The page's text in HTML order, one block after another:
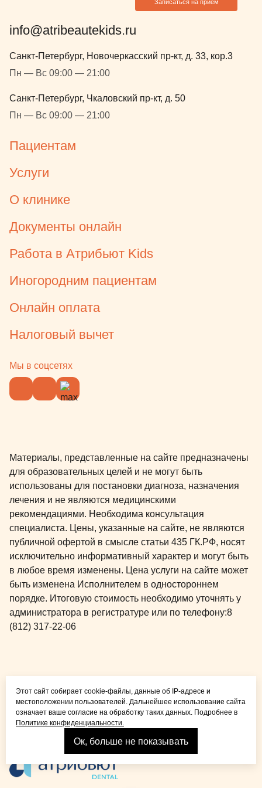
подход к
Записаться на прием
info@atribeautekids.ru
Санкт-Петербург, Новочеркасский пр-кт, д. 33, кор.3
Пн — Вс 09:00 — 21:00
Санкт-Петербург, Чкаловский пр-кт, д. 50
Пн — Вс 09:00 — 21:00
Пациентам
Услуги
О клинике
Документы онлайн
Работа в Атрибьют Kids
Иногородним пациентам
Онлайн оплата
Налоговый вычет
Мы в соцсетях
Материалы, представленные на сайте предназначены
для образовательных целей и не могут быть
использованы для постановки диагноза, назначения
лечения и не являются медицинскими
рекомендациями. Необходима консультация
специалиста. Цены, указанные на сайте, не являются
публичной офертой в смысле статьи 435 ГК.РФ, носят
исключительно информативный характер и могут быть
в любое время изменены. Цена услуги на сайте может
быть изменена Исполнителем в одностороннем
порядке. Итоговую стоимость необходимо уточнять у
администратора в регистратуре или по телефону:8
(812) 317-22-06
детей и взрослых
Взрослая стоматология
Этот сайт собирает cookie-файлы, данные об IP-адресе и
местоположении пользователей. Дальнейшее использование сайта
означает ваше согласие на обработку таких данных. Подробнее в
Политике конфиденциальности.
Ок, больше не показывать